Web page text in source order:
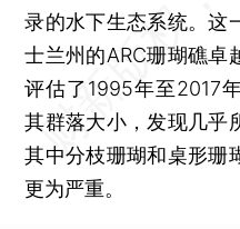
录的水下生态系统。这
士兰州的ARC珊瑚礁卓
评估了1995年至2017
其群落大小，发现几乎
其中分枝珊瑚和桌形珊
更为严重。